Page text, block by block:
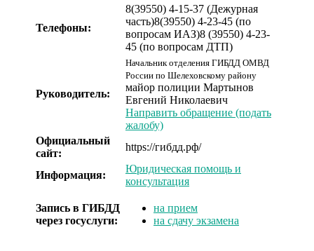
Телефоны:
8(39550) 4-15-37 (Дежурная
часть)8(39550) 4-23-45 (по
вопросам ИАЗ)8 (39550) 4-23-
45 (по вопросам ДТП)
Руководитель:
Начальник отделения ГИБДД ОМВД
России по Шелеховскому району
майор полиции Мартынов
Евгений Николаевич
Направить обращение (подать
жалобу)
Официальный
сайт:
https://гибдд.рф/
Информация:
Юридическая помощь и
консультация
Запись в ГИБДД
через госуслуги:
на прием
на сдачу экзамена